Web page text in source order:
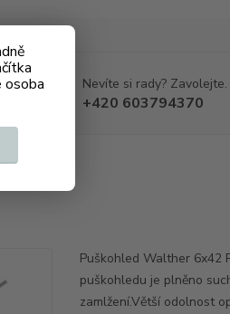
Nevíte si rady? Zavolejte.
+420 603794370
Puškohled Walther 6x42
puškohledu je plněno
zamlžení.Větší odolnost